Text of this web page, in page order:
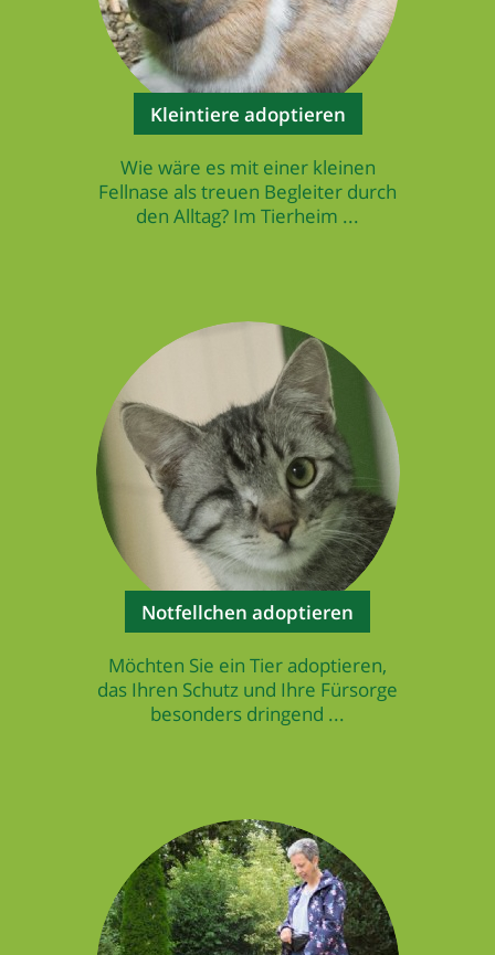
Kleintiere adoptieren
Wie wäre es mit einer kleinen
Fellnase als treuen Begleiter durch
den Alltag? Im Tierheim ...
Notfellchen adoptieren
Möchten Sie ein Tier adoptieren,
das Ihren Schutz und Ihre Fürsorge
besonders dringend ...